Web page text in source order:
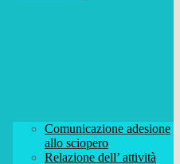
Comunicazione adesione
allo sciopero
Relazione dell’ attività